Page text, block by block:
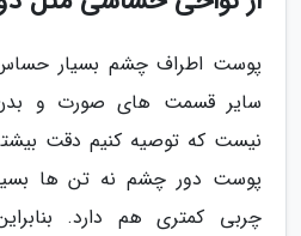
پوست اطراف چشم بسیار
سایر قسمت های صورت و بدن
نیست که توصیه کنیم دقت
پوست دور چشم نه تن ها
چربی کمتری هم دارد.